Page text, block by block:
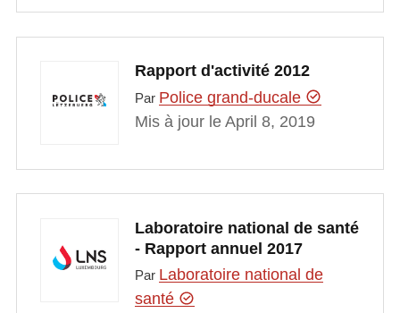
Rapport d'activité 2012
Par Police grand-ducale
Mis à jour le April 8, 2019
Laboratoire national de santé
- Rapport annuel 2017
Par Laboratoire national de
santé